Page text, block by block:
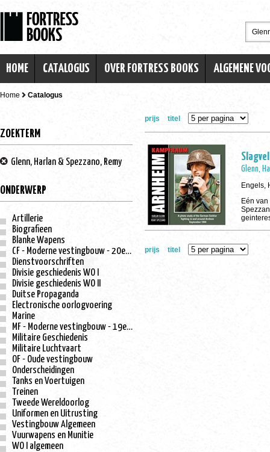
HOME CATALOGUS OVER FORTRESS BOOKS ALGEMENE
Home Catalogus
ZOEKTERM
Glenn, Harlan & Spezzano, Remy
ONDERWERP
Artillerie
Biografieen
Blanke Wapens
CF - Moderne vestingbouw - 20e eeuw
Dienstvoorschriften
Divisie geschiedenis WO I
Divisie geschiedenis WO II
Duitse Propaganda
Electronische oorlogvoering
Marine
MF - Moderne vestingbouw - 19e eeuw
Militaire Geschiedenis
Militaire Luchtvaart
OF - Oude vestingbouw
Onderscheidingen
Tanks en Voertuigen
Treinen
Tweede Wereldoorlog
Uniformen en Uitrusting
Vestingbouw Algemeen
Vuurwapens en Munitie
WO I algemeen
prijs titel
Glenn,
Engels,
Eén
prijs titel